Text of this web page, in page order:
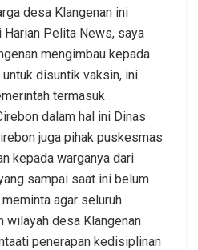
desa Klangenan ini
Pelita News, saya
mengimbau kepada
disuntik vaksin, ini
termasuk
dalam hal ini Dinas
juga pihak puskesmas
kepada warganya dari
sampai saat ini belum
agar seluruh
wilayah desa Klangenan
penerapan kedisiplinan